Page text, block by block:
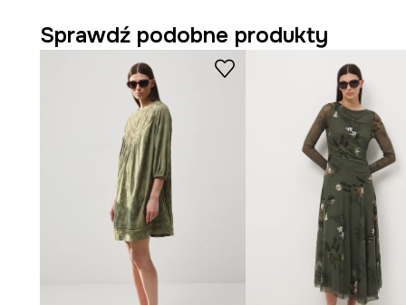
Sprawdź podobne produkty